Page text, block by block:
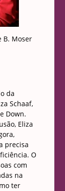
B. Moser
da
Schaaf,
Down.
Eliza
precisa
O
com
na
ter